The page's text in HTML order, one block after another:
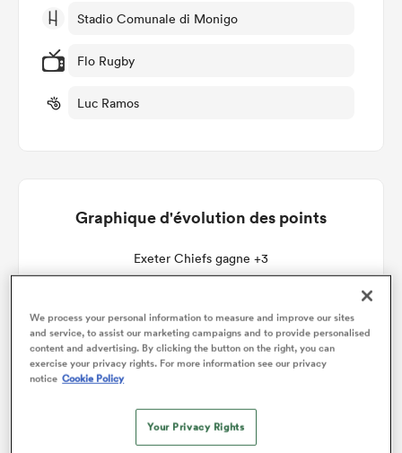
Stadio Comunale di Monigo
Flo Rugby
Luc Ramos
Graphique d'évolution des points
Exeter Chiefs gagne +3
We process your personal information to measure and improve our sites
and service, to assist our marketing campaigns and to provide personalised
content and advertising. By clicking the button on the right, you can
exercise your privacy rights. For more information see our privacy
notice Cookie Policy
Your Privacy Rights